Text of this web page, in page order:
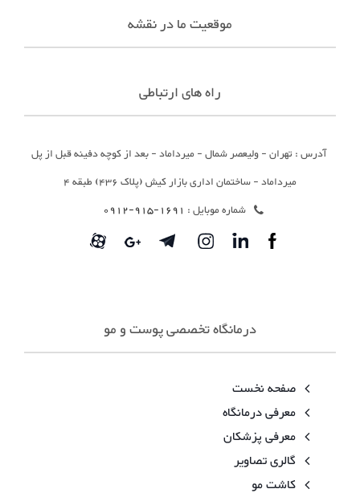
موقعیت ما در نقشه
راه های ارتباطی
آدرس : تهران - ولیعصر شمال - میرداماد - بعد از کوچه دفینه قبل از پل
میرداماد - ساختمان اداری بازار کیش (پلاک 436) طبقه 4
شماره موبایل : 1691-915-0912
درمانگاه تخصصی پوست و مو
صفحه نخست
معرفی درمانگاه
معرفی پزشکان
گالری تصاویر
کاشت مو